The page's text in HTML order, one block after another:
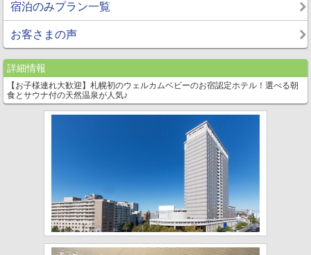
宿泊のみプラン一覧
お客さまの声
詳細情報
【お子様連れ大歓迎】札幌初のウェルカムベビーのお宿認定ホテル！選べる朝
食とサウナ付の天然温泉が人気♪